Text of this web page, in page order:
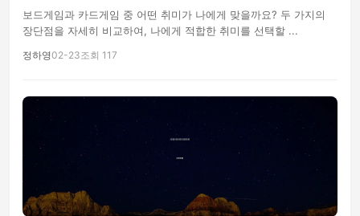
보드게임과 카드게임 중 어떤 취미가 나에게 맞을까요? 두 가지의
장단점을 자세히 비교하여, 나에게 적합한 취미를 선택할 ...
정하영02-23조회 117